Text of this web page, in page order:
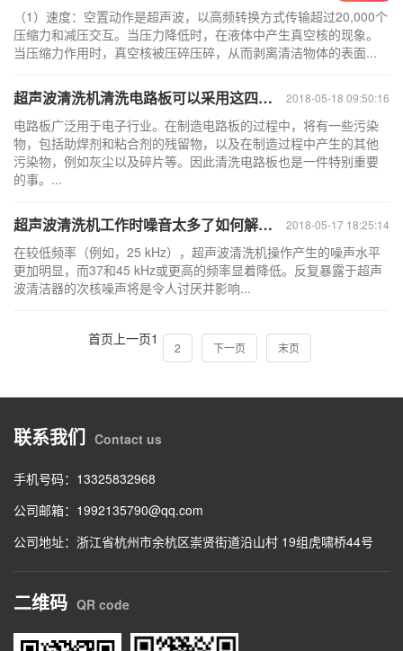
（1）速度：空置动作是超声波，以高频转换方式传输超过20,000个
压缩力和减压交互。当压力降低时，在液体中产生真空核的现象。
当压缩力作用时，真空核被压碎压碎，从而剥离清洁物体的表面...
2018-05-18 09:50:16
超声波清洗机清洗电路板可以采用这四种技术
电路板广泛用于电子行业。在制造电路板的过程中，将有一些污染
物，包括助焊剂和粘合剂的残留物，以及在制造过程中产生的其他
污染物，例如灰尘以及碎片等。因此清洗电路板也是一件特别重要
的事。...
2018-05-17 18:25:14
超声波清洗机工作时噪音太多了如何解决问题
在较低频率（例如，25 kHz），超声波清洗机操作产生的噪声水平
更加明显，而37和45 kHz或更高的频率显着降低。反复暴露于超声
波清洁器的次核噪声将是令人讨厌并影响...
首页 上一页1
2 下一页 末页
联系我们 Contact us
手机号码：13325832968
公司邮箱：1992135790@qq.com
公司地址：浙江省杭州市余杭区崇贤街道沿山村 19组虎啸桥44号
二维码 QR code